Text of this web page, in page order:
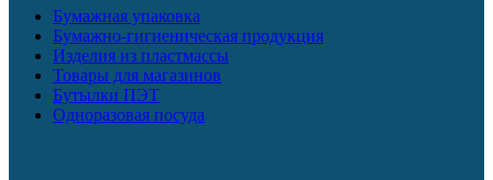
Бумажная упаковка
Бумажно-гигиеническая продукция
Изделия из пластмассы
Товары для магазинов
Бутылки ПЭТ
Одноразовая посуда